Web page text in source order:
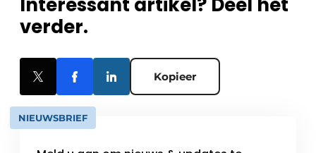
verder.
Kopieer
NIEUWSBRIEF